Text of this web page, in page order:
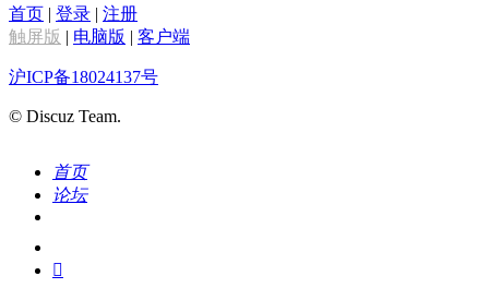
首页 | 登录 | 注册
触屏版 | 电脑版 | 客户端
沪ICP备18024137号
© Discuz Team.
首页
论坛
我的
